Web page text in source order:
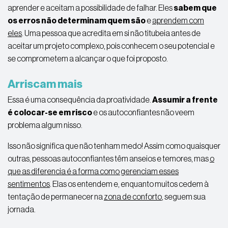
aprender e aceitam a possibilidade de falhar. Elessabem que
os erros não determinam quem sãoeaprendem com
eles . Uma pessoa que acredita em si não titubeia antes de
aceitar um projeto complexo, pois conhecem o seu potencial e
se comprometem a alcançar o que foi proposto.
Arriscam mais
Essa é uma consequência da proatividade. Assumir a frente
é colocar-se em riscoe os autoconfiantes não veem
problema algum nisso.
Isso não significa que não tenham medo! Assim como quaisquer
outras, pessoas autoconfiantes têm anseios e temores, maso
que as diferencia é a forma como gerenciam esses
sentimentos . Elas os entendem e, enquanto muitos cedem à
tentação de permanecer na zona de conforto , seguem sua
jornada.